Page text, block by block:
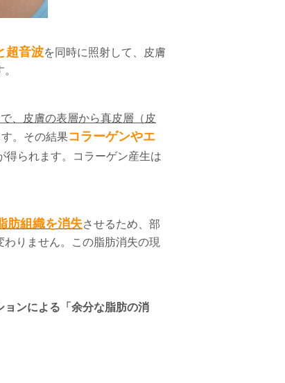
超音波を同時に照射して、皮膚
、皮膚の表層から真皮層（皮
。その結果コラーゲンやエ
られます。
コラーゲン産生は
肪組織を消失させるため、部
りません。この脂肪消失の現
ンによる「余分な脂肪の消